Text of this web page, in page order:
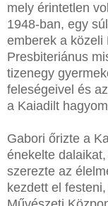
mely érintetlen
1948-ban, egy
emberek a közeli
Presbiteriánus
tizenegy
feleségeivel és
a Kaiadilt
Gabori őrizte a
énekelte
szerezte az
kezdett el